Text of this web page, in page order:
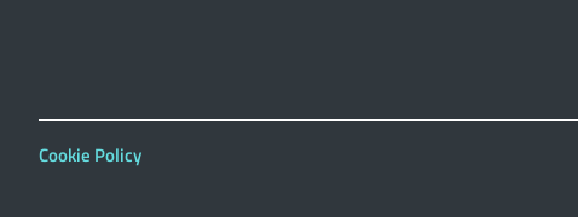
Cookie Policy